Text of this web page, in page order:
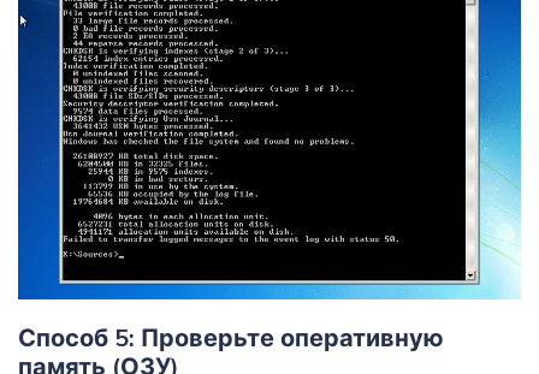
Способ 5: Проверьте оперативную
память (ОЗУ)